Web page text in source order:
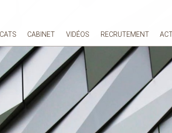
CABINET VIDÉOS RECRUTEMENT